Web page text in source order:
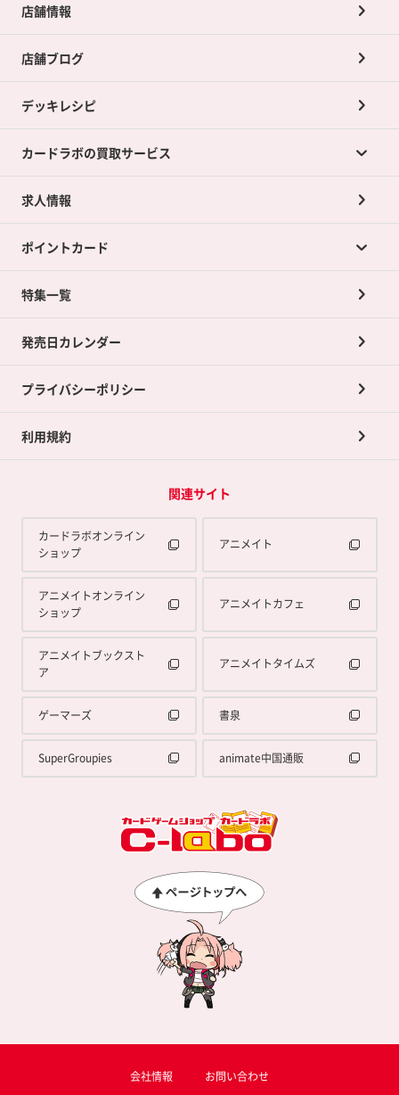
店舗情報
店舗ブログ
デッキレシピ
カードラボの買取サービス
カードラボの買取サービスTOP
店舗買取について
ネット買取について
買取承諾書について
求人情報
ポイントカード
ポイントカードTOP
ポイント交換景品
特集一覧
発売日カレンダー
プライバシーポリシー
利用規約
関連サイト
カードラボオンライン
ショップ
アニメイト
アニメイトオンライン
ショップ
アニメイトカフェ
アニメイトブックスト
ア
アニメイトタイムズ
ゲーマーズ 書泉
SuperGroupies animate中国通販
会社情報 お問い合わせ